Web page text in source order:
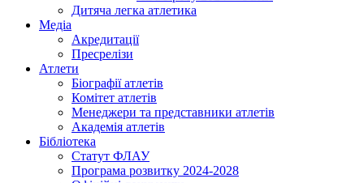
Дитяча легка атлетика
Медіа
Акредитації
Пресрелізи
Атлети
Біографії атлетів
Комітет атлетів
Менеджери та представники атлетів
Академія атлетів
Бібліотека
Статут ФЛАУ
Програма розвитку 2024-2028